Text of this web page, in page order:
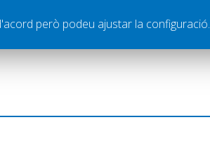
però podeu ajustar la configuració.